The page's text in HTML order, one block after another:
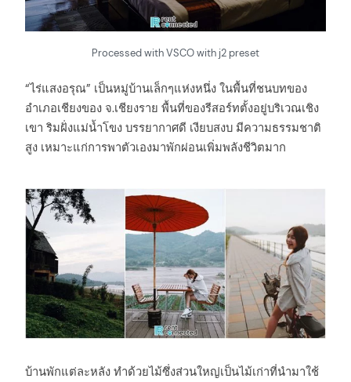
Processed with VSCO with j2 preset
“ไร่แสงอรุณ” เป็นหมู่บ้านเล็กๆแห่งหนึ่ง ในพื้นที่ชนบทของ
อำเภอเชียงของ จ.เชียงราย พื้นที่ของรีสอร์ทตั้งอยู่บริเวณเชิง
เขา ริมฝั่งแม่น้ำโขง บรรยากาศดี เงียบสงบ มีความธรรมชาติ
สูง เหมาะแก่การพาตัวเองมาพักผ่อนเพิ่มพลังชีวิตมาก
บ้านพักแต่ละหลัง ทำด้วยไม้ซึ่งส่วนใหญ่เป็นไม้เก่าที่นำมาใช้